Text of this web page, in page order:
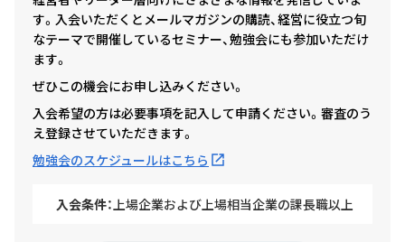
す。入会いただくとメールマガジンの購読、経営に役立つ旬
なテーマで開催しているセミナー、勉強会にも参加いただけ
ます。
ぜひこの機会にお申し込みください。
入会希望の方は必要事項を記入して申請ください。審査のう
え登録させていただきます。
勉強会のスケジュールはこちら
入会条件： 上場企業および上場相当企業の課長職以上